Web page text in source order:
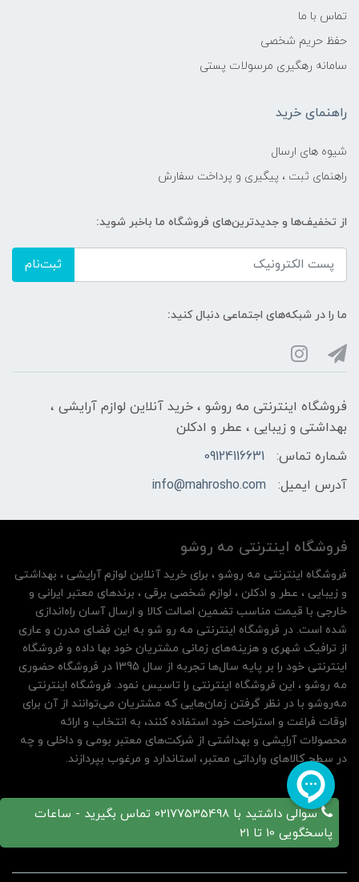
تماس با ما
حفظ حریم شخصی
سامانه رهگیری مرسولات پستی
راهنمای خرید
شیوه های ارسال
راهنمای ثبت ، پیگیری و پرداخت سفارش
از تخفیف‌ها و جدیدترین‌های فروشگاه ما باخبر شوید:
ثبت‌نام
ما را در شبکه‌های اجتماعی دنبال کنید:
فروشگاه اینترنتی مه‌ رو‌شو ، خرید آنلاین لوازم آرایشی ،
بهداشتی و زیبایی ، عطر و ادکلن
شماره تماس:
09124116631
آدرس ایمیل:
info@mahrosho.com
سوالی داشتید با 02177535498 تماس بگیرید - ساعات
پاسخگویی 10 تا 21
فروشگاه اینترنتی مه‌ رو‌شو
فروشگاه اینترنتی مه‌ رو‌شو ، برای خرید آنلاین لوازم آرایشی ، بهداشتی
و زیبایی ، عطر و ادکلن ، لوازم شخصی برقی ، برندهای معتبر ایرانی و
خارجی با قیمت مناسب تضمین اصالت کالا و ارسال آسان راه‌اندازی
شده است. در فروشگاه اینترنتی مه رو شو به این فضای مدرن و عاری
از ترافیک شهری و هزینه‌های زمانی مشتریان خود بها داده و فروشگاه
اینترنتی خود را بر پایه سال‌ها تجربه از سال 1395 در فروشگاه حضوری
مه روشو ، این فروشگاه اینترنتی را تاسیس نمود. فروشگاه اینترنتی
مه‌رو‌شو با در نظر گرفتن زمان‌هایی که مشتریان می‌توانند از آن‌ برای
اوقات فراغت و استراحت خود استفاده کنند، به انتخاب و ارائه
محصولات آرایشی و بهداشتی از شرکت‌های معتبر بومی و داخلی و چه
در سطح کالاهای وارداتی معتبر، استاندارد و مرغوب بپردازند.